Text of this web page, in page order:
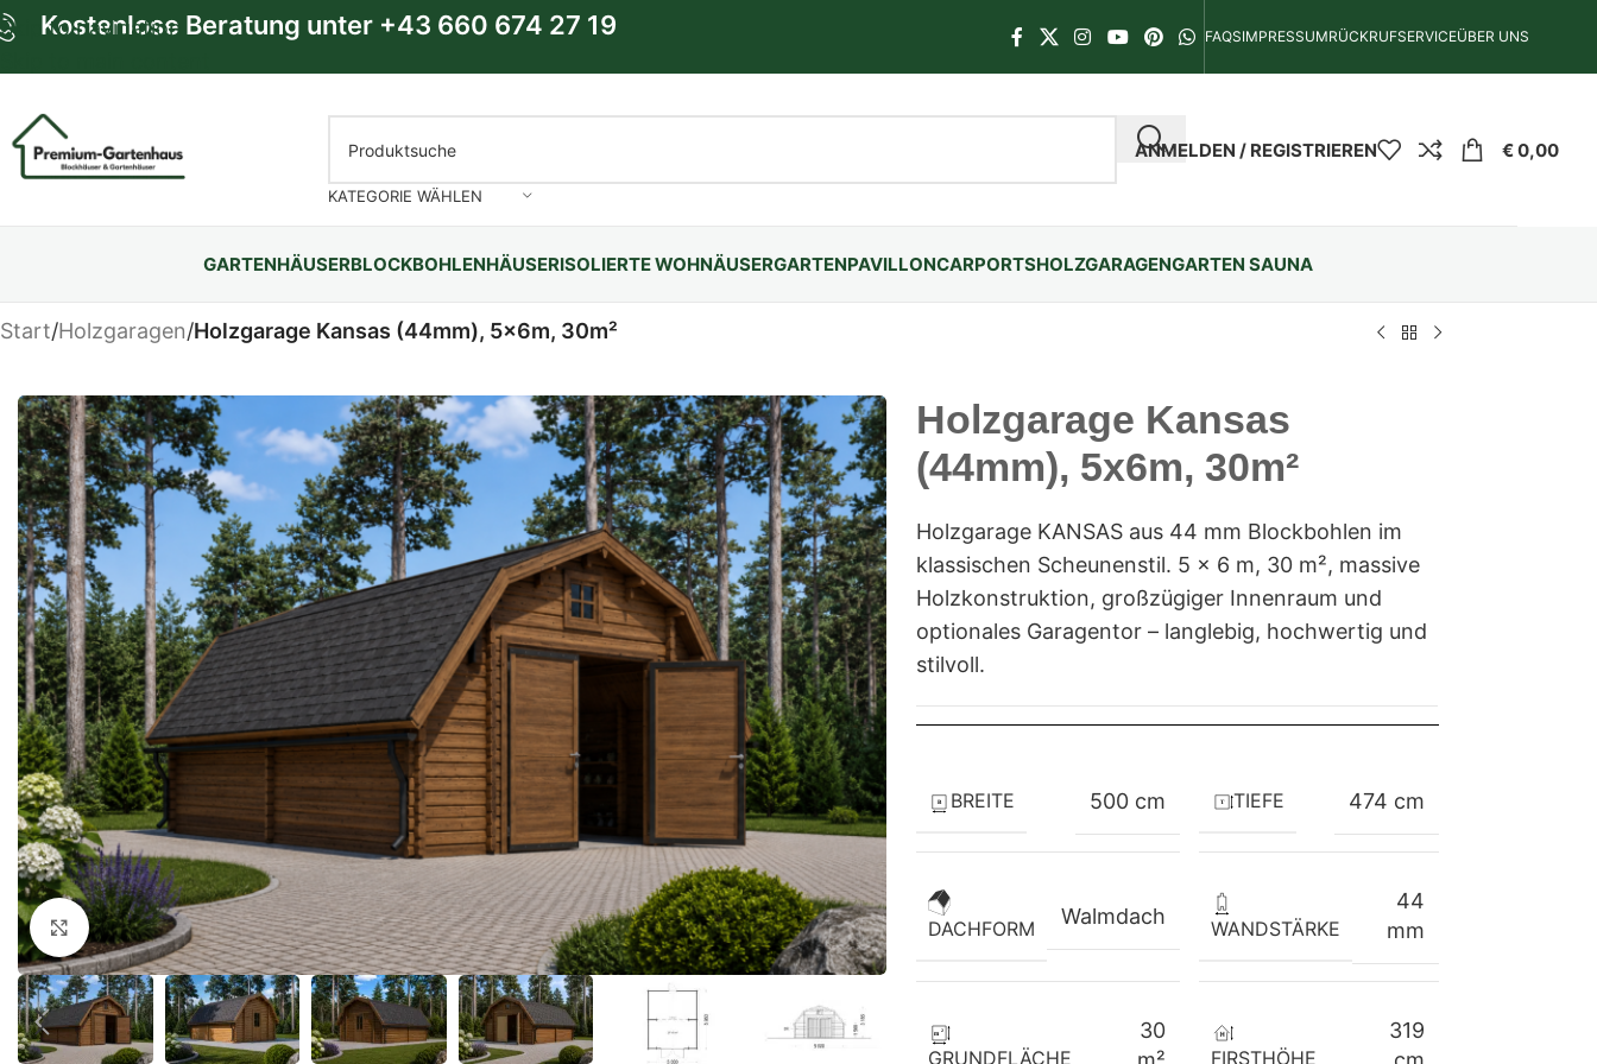
Skip to navigation
Kostenlose Beratung unter +43 660 674 27 19 FAQSIMPRESSUMRÜCKRUFSERVICEÜBER UNS
KATEGORIE WÄHLEN
ANMELDEN / REGISTRIEREN €0,00
GARTENHÄUSERBLOCKBOHLENHÄUSERISOLIERTE WOHNÄUSERGARTENPAVILLONCARPORTSHOLZGARAGENGARTEN SAUNA
Start/Holzgaragen/Holzgarage Kansas (44mm), 5x6m, 30m²
Klick zum Vergrößern
Holzgarage Kansas
(44mm), 5x6m, 30m²
Holzgarage KANSAS aus 44 mm Blockbohlen im
klassischen Scheunenstil. 5 × 6 m, 30 m², massive
Holzkonstruktion, großzügiger Innenraum und
optionales Garagentor – langlebig, hochwertig und
stilvoll.
BREITE 500 cm TIEFE 474 cm
DACHFORM
Walmdach
WANDSTÄRKE
44
mm
GRUNDFLÄCHE
30
FIRSTHÖHE
319